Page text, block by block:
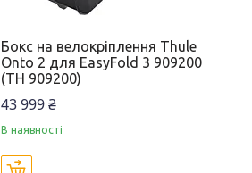
Бокс на велокріплення Thule
Onto 2 для EasyFold 3 909200
(TH 909200)
43 999 ₴
В наявності